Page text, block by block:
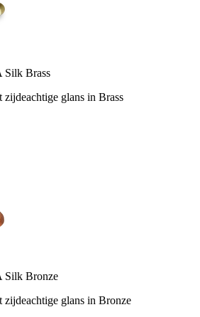
Silk Brass
zijdeachtige glans in Brass
Silk Bronze
zijdeachtige glans in Bronze